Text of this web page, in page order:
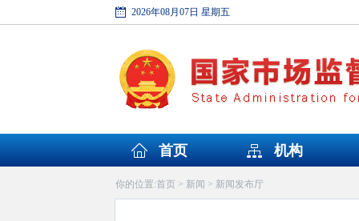
2026年08月07日 星期五
首页 机构
你的位置:首页> 新闻 > 新闻发布厅